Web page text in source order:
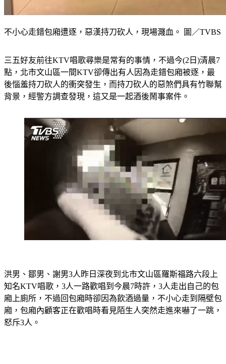
三五好友前往KTV唱歌尋樂是常有的事情，不過今(2日)清晨7
點，北市文山區一間KTV卻傳出有人因為走錯包廂被逐，最
後惱羞持刀砍人的衝突發生，而持刀砍人的惡煞們具有竹聯幫
洪男、鄒男、謝男3人昨日深夜到北市文山區羅斯福路六段上
知名KTV唱歌，3人一路歡唱到今晨7時許，3人走出自己的包
廂上廁所，不過回包廂時卻因為飲酒過量，不小心走到隔壁包
廂，包廂內顧客正在歡唱時看見陌生人突然走進來嚇了一跳，